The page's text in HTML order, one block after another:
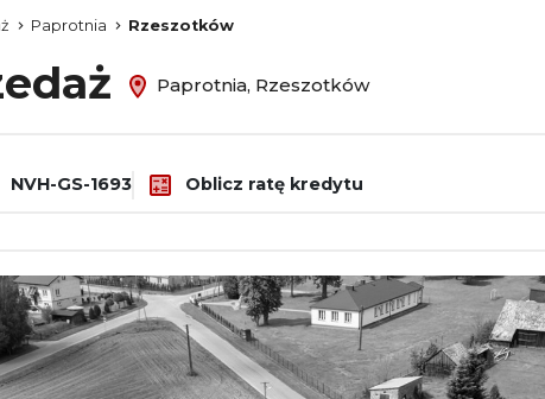
Paprotnia Rzeszotków
Paprotnia, Rzeszotków
NVH-GS-1693 Oblicz ratę kredytu